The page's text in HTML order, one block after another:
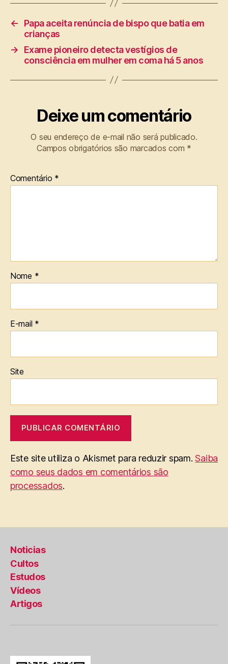
←
Papa aceita renúncia de bispo que batia em
crianças
→
Exame pioneiro detecta vestígios de
consciência em mulher em coma há 5 anos
Deixe um comentário
O seu endereço de e-mail não será publicado.
Campos obrigatórios são marcados com *
Comentário *
Nome *
E-mail *
Site
Este site utiliza o Akismet para reduzir spam.Saiba
como seus dados em comentários são
processados.
Noticias
Cultos
Estudos
Vídeos
Artigos